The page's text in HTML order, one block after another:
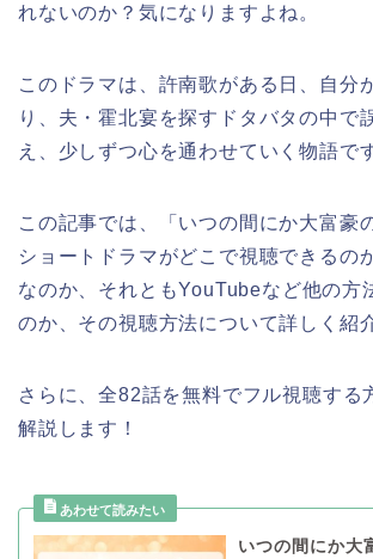
れないのか？気になりますよね。
このドラマは、許南歌がある日、自分
り、夫・霍北宴を探すドタバタの中で
え、少しずつ心を通わせていく物語で
この記事では、 「いつの間にか大富豪
ショートドラマがどこで視聴できるの
なのか、それともYouTubeなど他の方
のか、その視聴方法について詳しく紹
さらに、全82話を無料でフル視聴する
解説します！
いつの間にか大